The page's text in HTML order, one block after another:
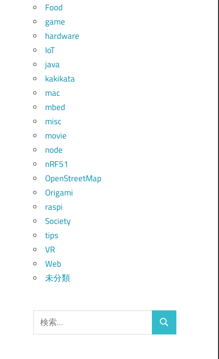
Food
game
hardware
IoT
java
kakikata
mac
mbed
misc
movie
node
nRF51
OpenStreetMap
Origami
raspi
Society
tips
VR
Web
未分類
索:
検